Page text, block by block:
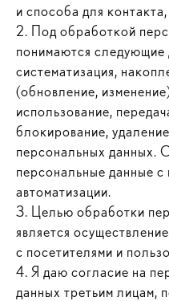
и способа для
2. Под обработкой
понимаются следующие
систематизация,
(обновление,
использование,
блокирование,
персональных данных.
персональные данные с
автоматизации.
3. Целью обработки
является
с посетителями и
4. Я даю согласие на
данных третьим лицам,